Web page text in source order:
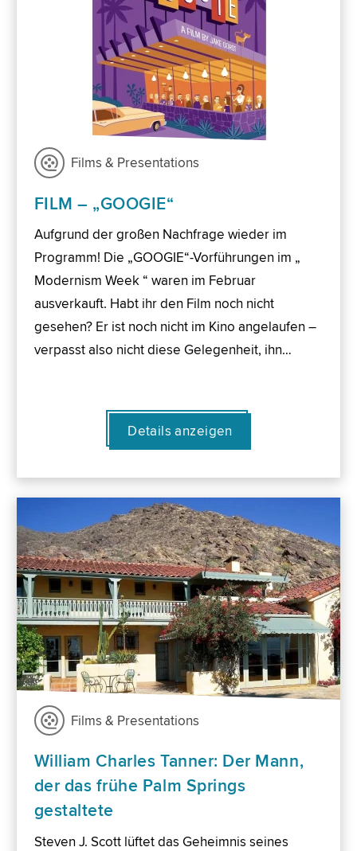
Films & Presentations
FILM – „GOOGIE“
Aufgrund der großen Nachfrage wieder im
Programm! Die „GOOGIE“-Vorführungen im „
Modernism Week “ waren im Februar
ausverkauft. Habt ihr den Film noch nicht
gesehen? Er ist noch nicht im Kino angelaufen –
verpasst also nicht diese Gelegenheit, ihn…
Details anzeigen
Films & Presentations
William Charles Tanner: Der Mann,
der das frühe Palm Springs
gestaltete
Steven J. Scott lüftet das Geheimnis seines